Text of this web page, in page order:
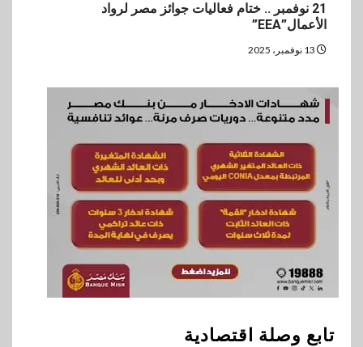
21 نوفمبر .. ختام فعاليات جوائز مصر لرواد
الأعمال”EEA”
تابع وصلة اقتصادية